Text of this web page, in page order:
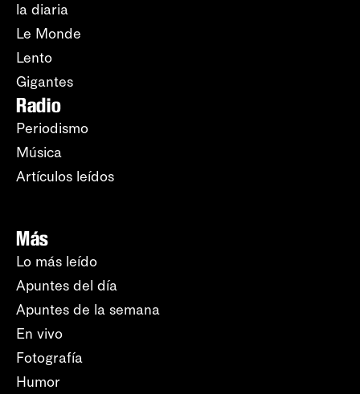
la diaria
Le Monde
Lento
Gigantes
Radio
Periodismo
Música
Artículos leídos
Más
Lo más leído
Apuntes del día
Apuntes de la semana
En vivo
Fotografía
Humor